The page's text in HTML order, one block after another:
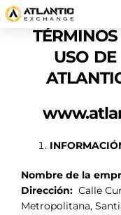
al
USO
Nombre de la
Dirección: Calle
Metropolitana,